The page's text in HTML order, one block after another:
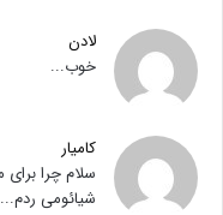
لادن
خوب...
کامیار
شیائومی ردم...